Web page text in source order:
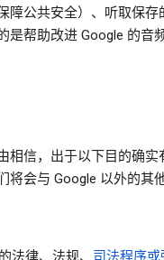
障公共安全）、听取保存
是帮助改进 Google 的音
相信，出于以下目的确实
将会与 Google 以外的其